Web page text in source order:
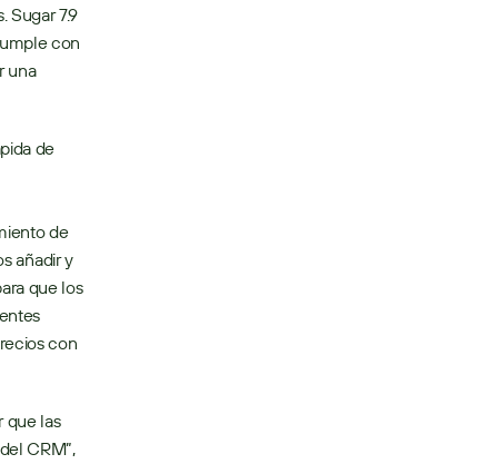
Sugar 7.9
con
una
de
de
añadir y
que los
con
que las
CRM”,